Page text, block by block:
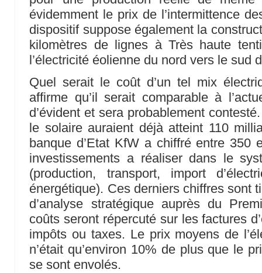
évidemment le prix de l’intermittence
dispositif suppose également la
kilomètres de lignes à Très haute
l’électricité éolienne du nord vers le sud
Quel serait le coût d’un tel mix
affirme qu’il serait comparable à
d’évident et sera probablement
le solaire auraient déjà atteint 110
banque d’Etat KfW a chiffré entre 350
investissements a réaliser dans le
(production, transport, import
énergétique). Ces derniers chiffres sont
d’analyse stratégique auprès du
coûts seront répercuté sur les factures
impôts ou taxes. Le prix moyens de
n’était qu’environ 10% de plus que le
se sont envolés.